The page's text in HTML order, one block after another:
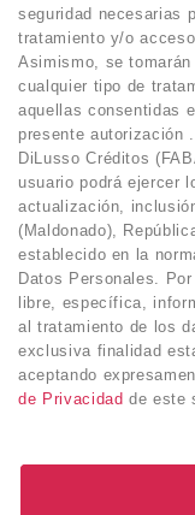
seguridad necesarias
tratamiento y/o
Asimismo, se
cualquier tipo de
aquellas consentidas
presente autorización
DiLusso Créditos
usuario podrá ejercer
actualización,
(Maldonado),
establecido en la
Datos Personales.
libre, específica,
al tratamiento de los
exclusiva finalidad
aceptando
de Privacidad de este